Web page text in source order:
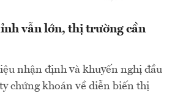
vẫn lớn, thị trường cần
nhận định và khuyến nghị đầu
chứng khoán về diễn biến thị